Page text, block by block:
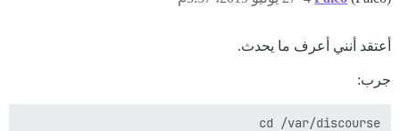
أعتقد أنني أعرف ما يحدث.
جرب: